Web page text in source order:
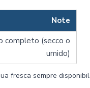
Note
completo (secco o
umido)
fresca sempre